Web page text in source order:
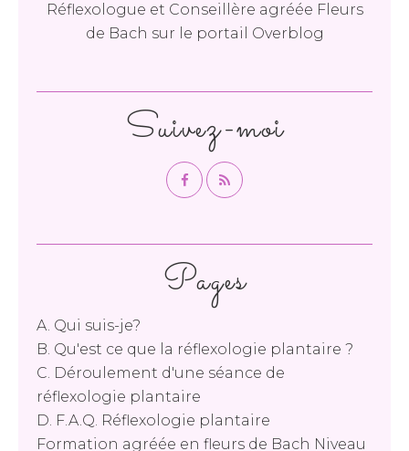
Pages
A. Qui suis-je?
B. Qu'est ce que la réflexologie plantaire ?
C. Déroulement d'une séance de
réflexologie plantaire
D. F.A.Q. Réflexologie plantaire
Formation agréée en fleurs de Bach Niveau
Suivez-moi
Réflexologue et Conseillère agréée Fleurs
de Bach sur le portail Overblog